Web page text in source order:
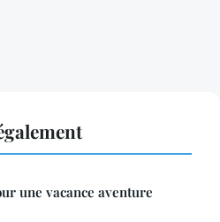
une vacance aventure